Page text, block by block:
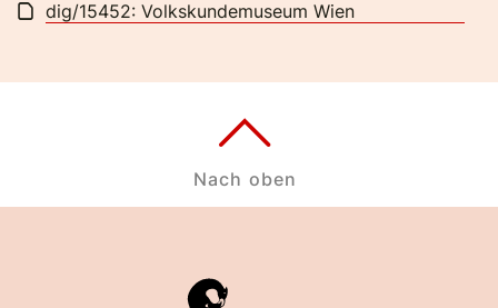
dig/15452: Volkskundemuseum Wien
Nach oben